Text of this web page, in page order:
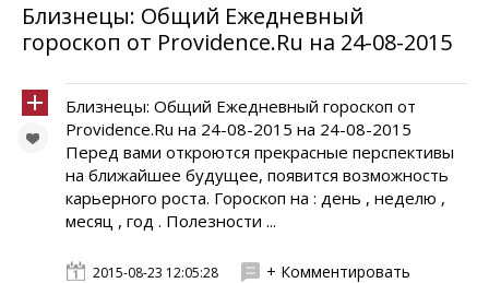
Близнецы: Общий Ежедневный
гороскоп от Providence.Ru на 24-08-2015
Близнецы: Общий Ежедневный гороскоп от
Providence.Ru на 24-08-2015 на 24-08-2015
Перед вами откроются прекрасные перспективы
на ближайшее будущее, появится возможность
карьерного роста. Гороскоп на : день , неделю ,
месяц , год . Полезности ...
2015-08-23 12:05:28 + Комментировать